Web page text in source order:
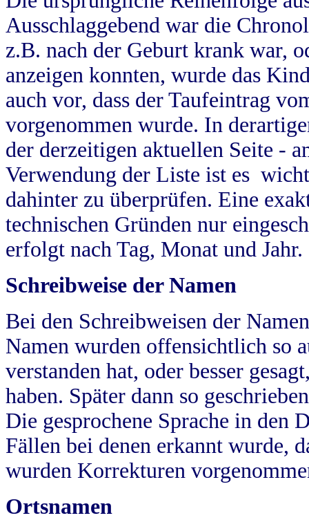
Ausschlaggebend war die
z.B. nach der Geburt krank war,
anzeigen konnten, wurde das
auch vor, dass der Taufeintrag
vorgenommen wurde. In
der derzeitigen aktuellen Seite -
Verwendung der Liste ist es
dahinter zu überprüfen. Eine
technischen Gründen nur
erfolgt nach Tag, Monat und Jahr.
Schreibweise der Namen
Bei den Schreibweisen der
Namen wurden offensichtlich so
verstanden hat, oder besser
haben. Später dann so
Die gesprochene Sprache in
Fällen bei denen erkannt wurde,
wurden Korrekturen
Ortsnamen